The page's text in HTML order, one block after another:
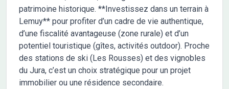
patrimoine historique. **Investissez dans un terrain à
Lemuy** pour profiter d’un cadre de vie authentique,
d’une fiscalité avantageuse (zone rurale) et d’un
potentiel touristique (gîtes, activités outdoor). Proche
des stations de ski (Les Rousses) et des vignobles
du Jura, c’est un choix stratégique pour un projet
immobilier ou une résidence secondaire.